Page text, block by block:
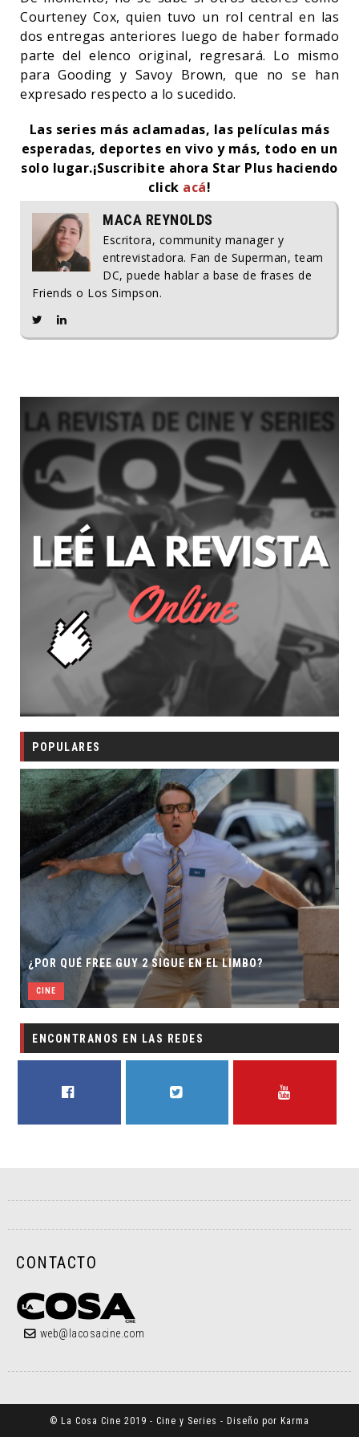
Courteney Cox, quien tuvo un rol central en las
dos entregas anteriores luego de haber formado
parte del elenco original, regresará. Lo mismo
para Gooding y Savoy Brown, que no se han
expresado respecto a lo sucedido.
Las series más aclamadas, las películas más
esperadas, deportes en vivo y más, todo en un
solo lugar.¡Suscribite ahora Star Plus haciendo
click acá!
MACA REYNOLDS
Escritora, community manager y
entrevistadora. Fan de Superman, team
DC, puede hablar a base de frases de
Friends o Los Simpson.
POPULARES
EN EL LIMBO?
SECUELA DE JURASSIC WORLD
DIRECTOR
CINE
ENCONTRANOS EN LAS REDES
CONTACTO
web@lacosacine.com
© La Cosa Cine 2019 - Cine y Series - Diseño por Karma